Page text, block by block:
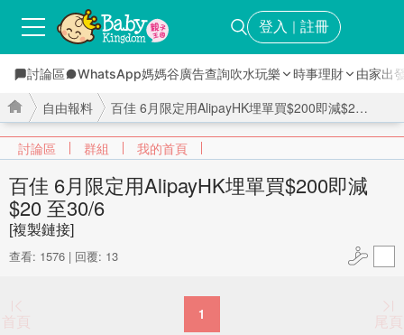
登入 ｜ 註冊
討論區 WhatsApp媽媽谷廣告查詢吹水玩樂 時事理財 由家出
討論區 群組 我的首頁
›
自由報料
›
百佳 6月限定用AlipayHK埋單買$200即減$20 至30/6 ...
查看: 1576 | 回覆: 13
百佳 6月限定用AlipayHK埋單買$200即減
$20 至30/6
[複製鏈接]
首頁 1 尾頁